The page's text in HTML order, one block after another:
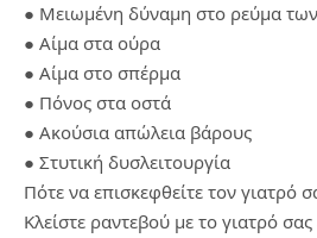
● Μειωμένη δύναμη στο ρεύμα
● Αίμα στα ούρα
● Αίμα στο σπέρμα
● Πόνος στα οστά
● Ακούσια απώλεια βάρους
● Στυτική δυσλειτουργία
Πότε να επισκεφθείτε τον γιατρό
Κλείστε ραντεβού με το γιατρό σας